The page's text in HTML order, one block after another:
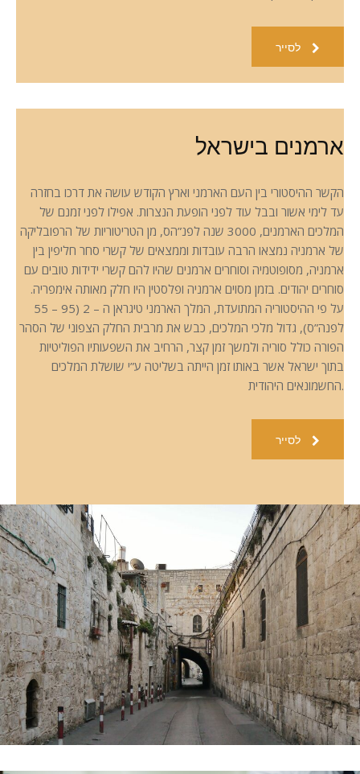
לסייר
ארמנים בישראל
הקשר ההיסטורי בין העם הארמני וארץ הקודש עושה את דרכו בחזרה
עד לימי אשור ובבל עוד לפני הופעת הנצרות. אפילו לפני זמנם של
המלכים הארמנים, 3000 שנה לפנ”הס, מן הטריטוריות של הרפובליקה
של ארמניה נמצאו הרבה עובדות וממצאים של קשרי סחר חליפין בין
ארמניה, מסופוטמיה וסוחרים ארמנים שהיו להם קשרי ידידות טובים עם
סוחרים יהודים. בזמן מסוים ארמניה ופלסטין היו חלק מאותה אימפריה.
על פי ההיסטוריה המתועדת, המלך הארמני טיגראן ה – 2 (95 – 55
לפנה”ס), גדול מלכי המלכים, כבש את מרבית החלק הצפוני של הסהר
הפורה כולל סוריה ולמשך זמן קצר, הרחיב את השפעותיו הפוליטיות
בתוך ישראל אשר באותו זמן הייתה בשליטה ע”י שושלת המלכים
החשמונאים היהודית.
לסייר